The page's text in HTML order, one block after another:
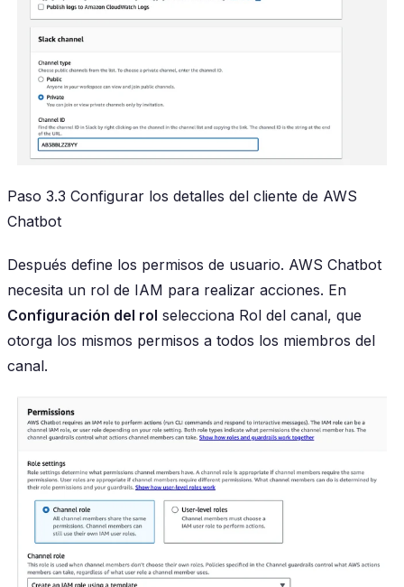
Paso 3.3 Configurar los detalles del cliente de AWS
Chatbot
Después define los permisos de usuario. AWS Chatbot
necesita un rol de IAM para realizar acciones. En
Configuración del rol selecciona Rol del canal, que
otorga los mismos permisos a todos los miembros del
canal.